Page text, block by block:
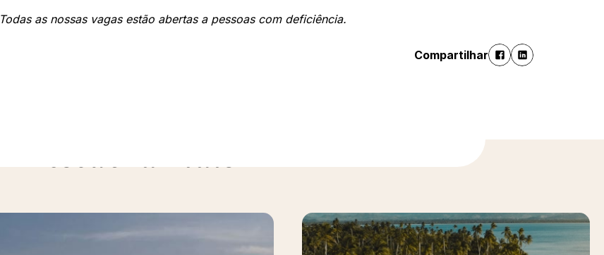
Todas as nossas vagas estão abertas a pessoas com deficiência.
Compartilhar
Descubra mais